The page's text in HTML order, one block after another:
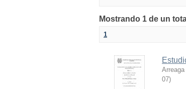
Mostrando 1 de un
1
07)